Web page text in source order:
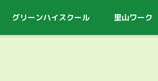
グリーンハイスクール 里山ワーク